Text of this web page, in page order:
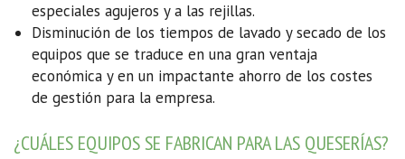
especiales agujeros y a las rejillas.
Disminución de los tiempos de lavado y secado de los
equipos que se traduce en una gran ventaja
económica y en un impactante ahorro de los costes
de gestión para la empresa.
¿CUÁLES EQUIPOS SE FABRICAN PARA LAS QUESERÍAS?